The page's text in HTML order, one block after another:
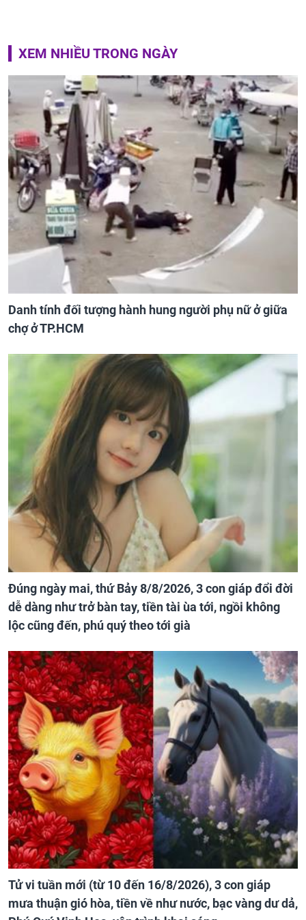
XEM NHIỀU TRONG NGÀY
Danh tính đối tượng hành hung người phụ nữ ở giữa
chợ ở TP.HCM
Đúng ngày mai, thứ Bảy 8/8/2026, 3 con giáp đổi đời
dễ dàng như trở bàn tay, tiền tài ùa tới, ngồi không
lộc cũng đến, phú quý theo tới già
Tử vi tuần mới (từ 10 đến 16/8/2026), 3 con giáp
mưa thuận gió hòa, tiền về như nước, bạc vàng dư dả,